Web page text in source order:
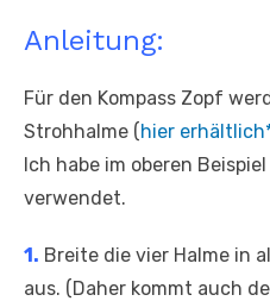
Anleitung:
Für den Kompass Zopf
Strohhalme (hier
Ich habe im oberen
verwendet.
1. Breite die vier Halme in
aus. (Daher kommt auch